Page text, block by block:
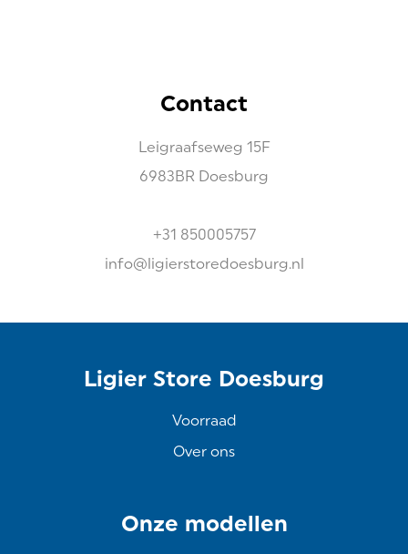
Contact
Leigraafseweg 15F
6983BR Doesburg
+31 850005757
info@ligierstoredoesburg.nl
Ligier Store Doesburg
Voorraad
Over ons
Onze modellen